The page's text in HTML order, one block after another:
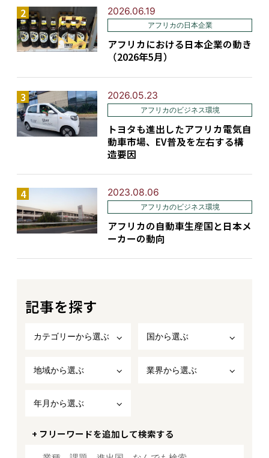
2026.06.19
アフリカの日本企業
アフリカにおける日本企業の動き
（2026年5月）
2026.05.23
アフリカのビジネス環境
トヨタも進出したアフリカ電気自
動車市場、EV普及を左右する構
造要因
2023.08.06
アフリカのビジネス環境
アフリカの自動車生産国と日本メ
ーカーの動向
記事を探す
カテゴリーから選ぶ 国から選ぶ
地域から選ぶ 業界から選ぶ
年月から選ぶ
+ フリーワードを追加して検索する